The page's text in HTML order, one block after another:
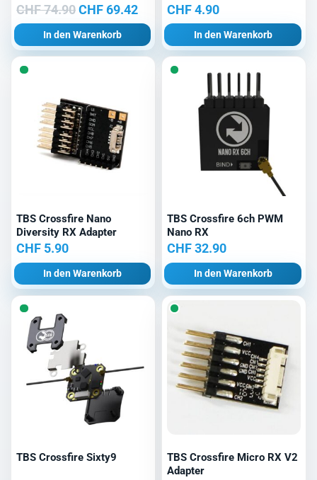
CHF74.90Ursprünglicher
Preis
war:
CHF69.42Aktueller
Preis
ist:
CHF 69.42.
In den Warenkorb
CHF4.90
In den Warenkorb
TBS Crossfire Nano
Diversity RX Adapter
CHF 5.90
In den Warenkorb
TBS Crossfire 6ch PWM
Nano RX
CHF32.90
In den Warenkorb
TBS Crossfire Sixty9
TBS Crossfire Micro RX V2
Adapter